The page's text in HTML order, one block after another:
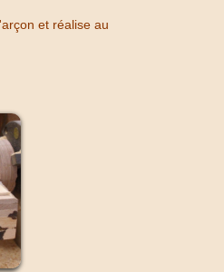
et réalise au